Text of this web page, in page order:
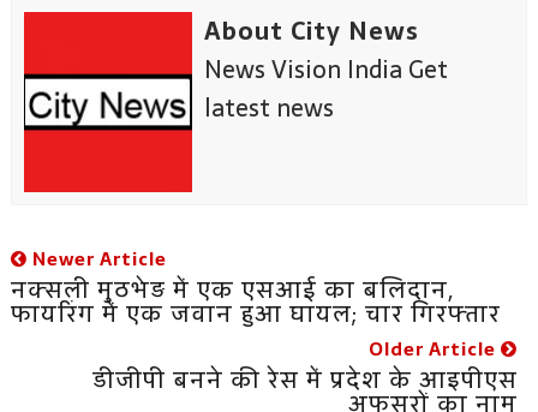
About City News
News Vision India Get
latest news
Newer Article
नक्सली मुठभेड़ में एक एसआई का बलिदान,
फायरिंग में एक जवान हुआ घायल; चार गिरफ्तार
Older Article
डीजीपी बनने की रेस में प्रदेश के आइपीएस
अफसरों का नाम